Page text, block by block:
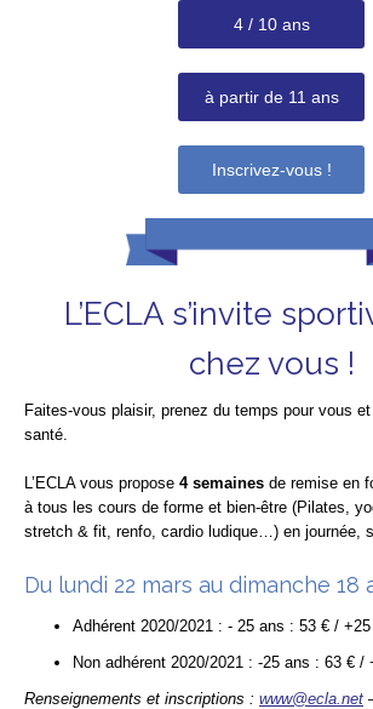
4 / 10 ans
à partir de 11 ans
Inscrivez-vous !
L’ECLA s’invite
chez vous !
Faites-vous plaisir, prenez du temps pour vous
santé.
L’ECLA vous propose 4 semaines de remise en
à tous les cours de forme et bien-être (Pilates,
stretch & fit, renfo, cardio ludique…) en journée,
Du lundi 22 mars au dimanche 18
Adhérent 2020/2021 : - 25 ans : 53 € /
Non adhérent 2020/2021 : -25 ans : 63 € /
Renseignements et inscriptions : www@ecla.net